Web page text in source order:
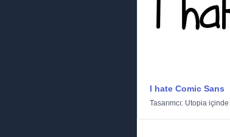
I hate Comic Sans
Tasarımcı: Utopia içinde